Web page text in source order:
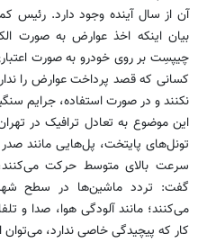
آن از سال آینده وجود دارد. رئیس
بیان اینکه اخذ عوارض به صورت
چیپسِت بر روی خودرو به صورت
کسانی که قصد پرداخت عوارض را
نکنند و در صورت استفاده، جرایم
این موضوع به تعادل ترافیک در
تونل‌های پایتخت، پل‌هایی مانند
سرعت بالای متوسط حرکت
گفت: تردد ماشین‌ها در سطح
می‌کنند؛ مانند آلودگی هوا، صدا و
کار که پیچیدگی خاصی ندارد،